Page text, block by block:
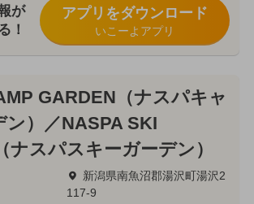
が
！
アプリをダウンロード
いこーよアプリ
GARDEN（ナスパキャ
ン）／NASPA SKI
ナスパスキーガーデン）
新潟県南魚沼郡湯沢町湯沢2
117-9